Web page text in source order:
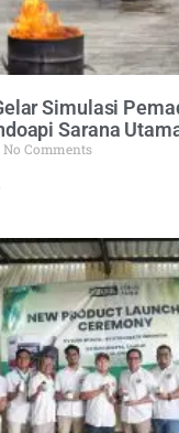
Simulasi
Sarana
No Comments